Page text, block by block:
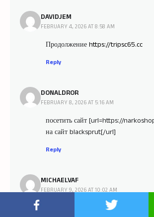
DAVIDJEM
FEBRUARY 4, 2026 AT 8:58 AM
Продолжение https://tripsc65.cc
Reply
DONALDROR
FEBRUARY 8, 2026 AT 5:16 AM
посетить сайт [url=https://
на сайт blacksprut[/url]
Reply
MICHAELVAF
FEBRUARY 9, 2026 AT 10:02 AM
click this over here now